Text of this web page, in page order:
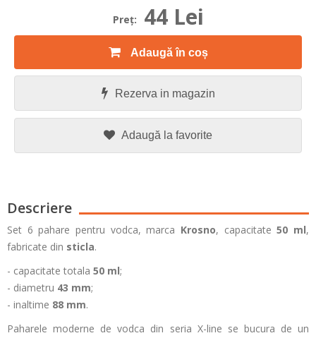
Preţ: 44 Lei
Adaugă în coș
Rezerva in magazin
Adaugă la favorite
Descriere
Set 6 pahare pentru vodca, marca Krosno, capacitate 50 ml,
fabricate din sticla.
- capacitate totala 50 ml;
- diametru 43 mm;
- inaltime 88 mm.
Paharele moderne de vodca din seria X-line se bucura de un